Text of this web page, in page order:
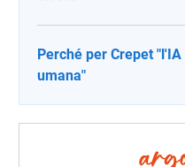
Perché per Crepet
umana"